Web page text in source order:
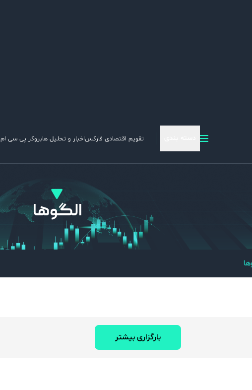
تقویم اقتصادی فارکساخبار و تحلیل هابروکر پی سی ام
الگوها
بارگزاری بیشتر